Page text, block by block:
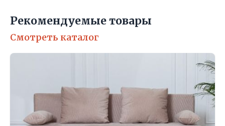
Рекомендуемые товары
Смотреть каталог